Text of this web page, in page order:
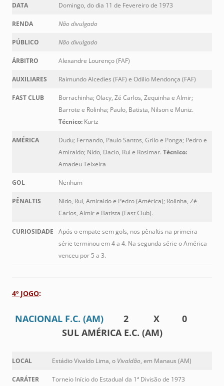
DATA Domingo, do dia 11 de Fevereiro de 1973
RENDA Não divulgado
PÚBLICO Não divulgado
ÁRBITRO Alexandre Lourenço (FAF)
AUXILIARES Raimundo Alcedies (FAF) e Odilio Mendonça (FAF)
FAST CLUB
Borrachinha; Olacy, Zé Carlos, Zequinha e Almir;
Barrote e Rolinha; Paulo, Batista, Nilson e Muniz.
Técnico: Kurtz
AMÉRICA
Dudu; Fernando, Paulo Santos, Grilo e Ponga; Pedro e
Amiraldo; Nido, Dacio, Rui e Rosimar. Técnico:
Amadeu Teixeira
GOL Nenhum
PÊNALTIS
Nido, Rui, Amiraldo e Pedro (América); Rolinha, Zé
Carlos, Almir e Batista (Fast Club).
CURIOSIDADE
Após o empate sem gols, nos pênaltis na primeira
série terminou em 4 a 4. Na segunda série o América
venceu por 5 a 3.
4º JOGO:
NACIONAL F.C. (AM)2 X 0
SUL AMÉRICA E.C. (AM)
LOCAL Estádio Vivaldo Lima, o Vivaldão, em Manaus (AM)
CARÁTER Torneio Início do Estadual da 1ª Divisão de 1973